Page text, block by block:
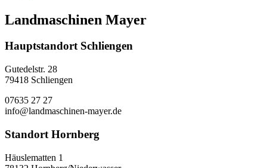
Landmaschinen Mayer
Hauptstandort Schliengen
Gutedelstr. 28
79418 Schliengen
07635 27 27
info@landmaschinen-mayer.de
Standort Hornberg
Häuslematten 1